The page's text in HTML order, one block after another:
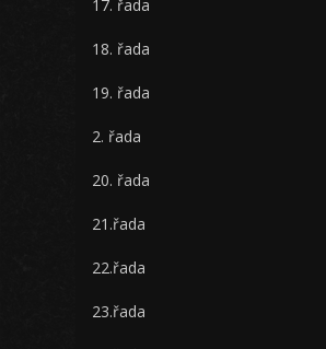
17. řada
18. řada
19. řada
2. řada
20. řada
21.řada
22.řada
23.řada